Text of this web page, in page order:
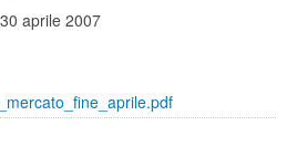
aprile 2007